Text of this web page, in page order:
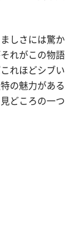
しさには驚か
れがこの物語
れほどシブい
の魅力がある
どころの一つ